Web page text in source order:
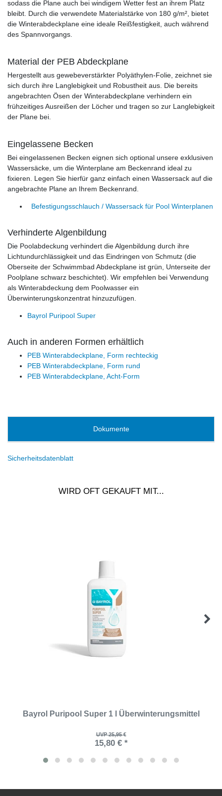
sodass die Plane auch bei windigem Wetter fest an ihrem Platz
bleibt. Durch die verwendete Materialstärke von 180 g/m², bietet
die Winterabdeckplane eine ideale Reißfestigkeit, auch während
des Spannvorgangs.
Material der PEB Abdeckplane
Hergestellt aus gewebeverstärkter Polyäthylen-Folie, zeichnet sie
sich durch ihre Langlebigkeit und Robustheit aus. Die bereits
angebrachten Ösen der Winterabdeckplane verhindern ein
frühzeitiges Ausreißen der Löcher und tragen so zur Langlebigkeit
der Plane bei.
Eingelassene Becken
Bei eingelassenen Becken eignen sich optional unsere exklusiven
Wassersäcke, um die Winterplane am Beckenrand ideal zu
fixieren. Legen Sie hierfür ganz einfach einen Wassersack auf die
angebrachte Plane an Ihrem Beckenrand.
Befestigungsschlauch / Wassersack für Pool Winterplanen
Verhinderte Algenbildung
Die Poolabdeckung verhindert die Algenbildung durch ihre
Lichtundurchlässigkeit und das Eindringen von Schmutz (die
Oberseite der Schwimmbad Abdeckplane ist grün, Unterseite der
Poolplane schwarz beschichtet). Wir empfehlen bei Verwendung
als Winterabdeckung dem Poolwasser ein
Überwinterungskonzentrat hinzuzufügen.
Bayrol Puripool Super
Auch in anderen Formen erhältlich
PEB Winterabdeckplane, Form rechteckig
PEB Winterabdeckplane, Form rund
PEB Winterabdeckplane, Acht-Form
Dokumente
Sicherheitsdatenblatt
WIRD OFT GEKAUFT MIT...
Bayrol Puripool Super 1 l Überwinterungsmittel
UVP 25,95 €
15,80 € *